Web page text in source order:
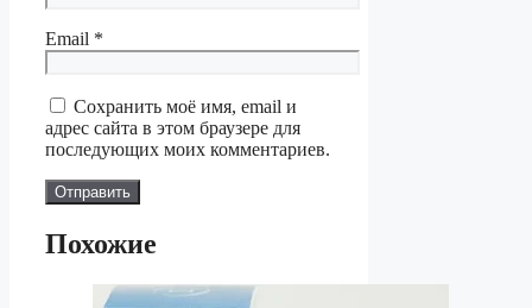
Email *
Сохранить моё имя, email и
адрес сайта в этом браузере для
последующих моих комментариев.
Похожие